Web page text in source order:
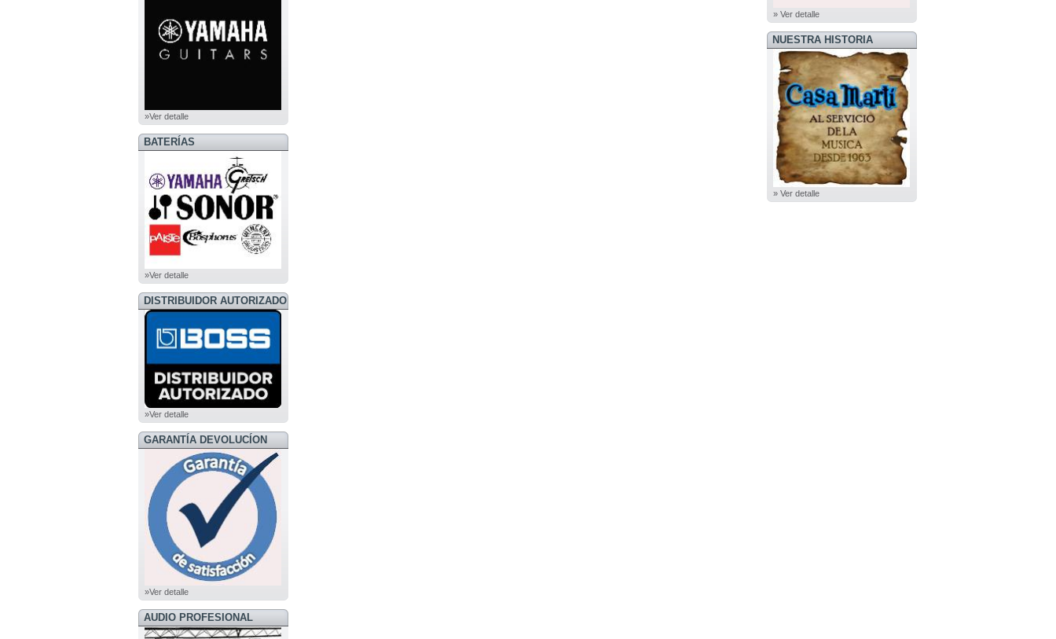
»Ver detalle
BATERÍAS
»Ver detalle
DISTRIBUIDOR AUTORIZADO
BOSS
»Ver detalle
GARANTÍA DEVOLUCÍON
»Ver detalle
AUDIO PROFESIONAL
» Ver detalle
NUESTRA HISTORIA
» Ver detalle